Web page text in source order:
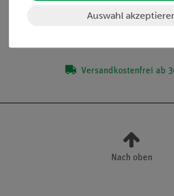
Media / Downloads
Versandkostenfrei ab
Nach oben
Auswahl